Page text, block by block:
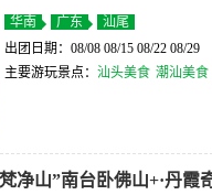
华南 广东
汕尾
出团日期：08/08 08/15 08/22 08/29
主要游玩景点： 汕头美食 潮汕美食
净山”南台卧佛山+·丹